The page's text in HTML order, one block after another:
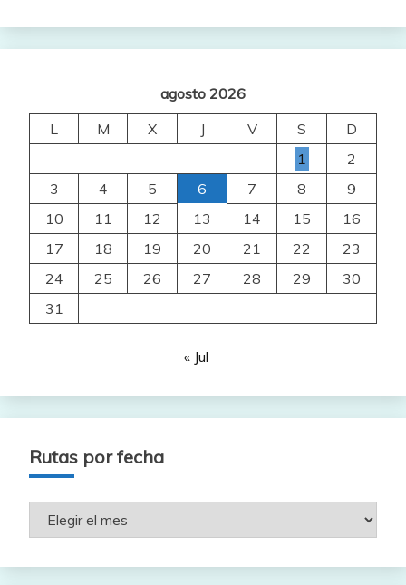
agosto 2026
L
M X J V S
D
1
2
3
4 5 6 7 8
9
10
11 12 13 14 15
16
17
18 19 20 21 22
23
24
25 26 27 28 29
30
31
« Jul
Rutas por fecha
Rutas